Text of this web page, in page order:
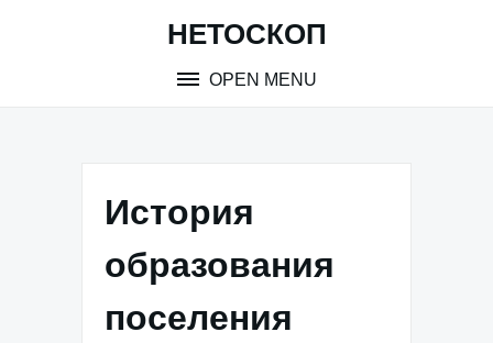
НЕТОСКОП
OPEN MENU
История
образования
поселения